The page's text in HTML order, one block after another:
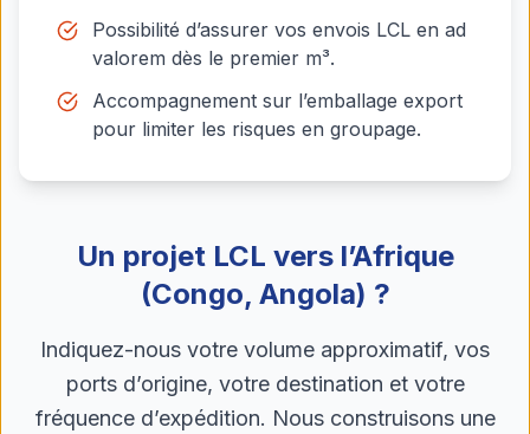
Possibilité d’assurer vos envois LCL en ad
valorem dès le premier m³.
Accompagnement sur l’emballage export
pour limiter les risques en groupage.
Un projet LCL vers l’Afrique
(Congo, Angola) ?
Indiquez-nous votre volume approximatif, vos
ports d’origine, votre destination et votre
fréquence d’expédition. Nous construisons une